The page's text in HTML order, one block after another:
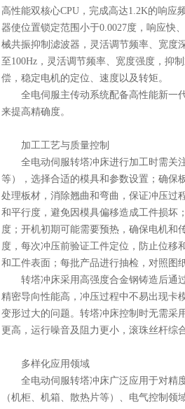
高性能双核心CPU，完成高达1.2K的响应
器使位置锁定范围小于0.0027度，响应快
械共振抑制滤波器，灵活调节频率、宽度
至100Hz，灵活调节频率、宽度强度，抑
偿，稳定电机的定位、速度以及转矩。
全电伺服主传动系统配备高性能新一代
来提高精确度。
加工工艺与质量控制
全电动伺服转塔冲床进行加工时需关注
等），选择合适的模具和参数设置；确保
处理板材，消除翘曲和弯曲，保证冲压过
和平行度，避免因模具偏移造成工件损坏
度；开机初期可能需要预热，确保电机和
度，每次冲压前验证工件定位，防止位移
和工件表面；每批产品进行抽检，对照图
转塔冲床采用高强度合金钢铸造后通过
精密导向性能高，冲压过程中不易出现卡
变形过大的问题。转塔冲床控制时无需采
更高，运行噪音及阻力更小，滚珠丝杆综
多样化应用领域
全电动伺服转塔冲床广泛应用于对精
（机柜、机箱、散热片等）、电气控制